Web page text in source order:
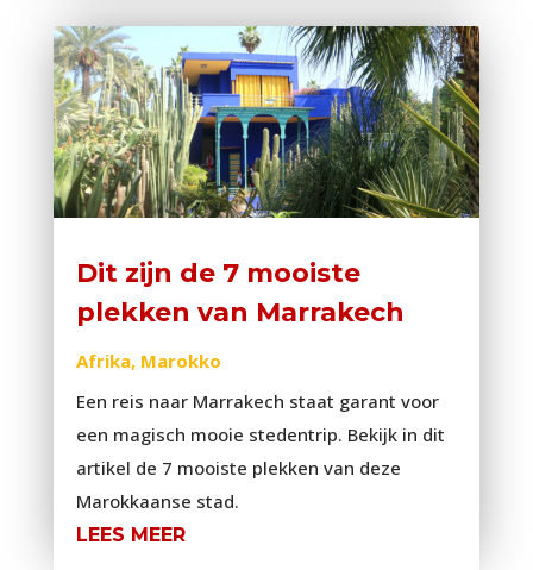
Dit zijn de 7 mooiste
plekken van Marrakech
Afrika, Marokko
Een reis naar Marrakech staat garant voor
een magisch mooie stedentrip. Bekijk in dit
artikel de 7 mooiste plekken van deze
Marokkaanse stad.
LEES MEER